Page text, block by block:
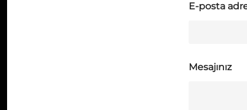
E-posta
Mesajınız